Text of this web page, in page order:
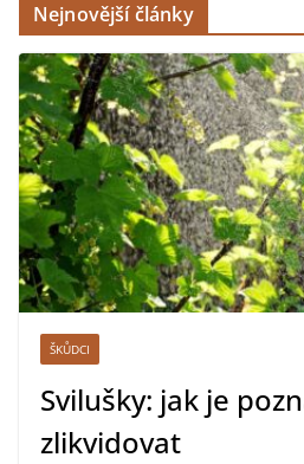
Nejnovější články
ŠKŮDCI
Svilušky: jak je
zlikvidovat